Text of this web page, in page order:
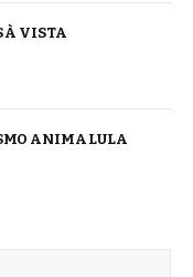
À VISTA
ANIMA LULA